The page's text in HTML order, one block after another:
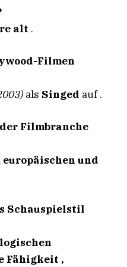
alt .
Filmen
als Singed auf .
Filmbranche
europäischen und
Schauspielstil
Fähigkeit ,